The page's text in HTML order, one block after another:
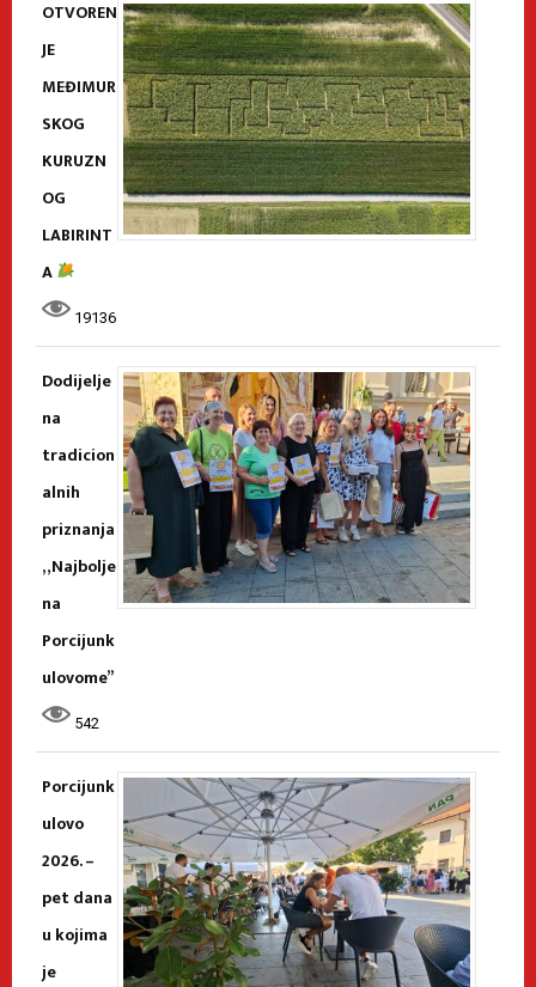
OTVOREN
JE
MEĐIMUR
SKOG
KURUZN
OG
LABIRINT
A
19136
Dodijelje
na
tradicion
alnih
priznanja
„Najbolje
na
Porcijunk
ulovome”
542
Porcijunk
ulovo
2026. –
pet dana
u kojima
je